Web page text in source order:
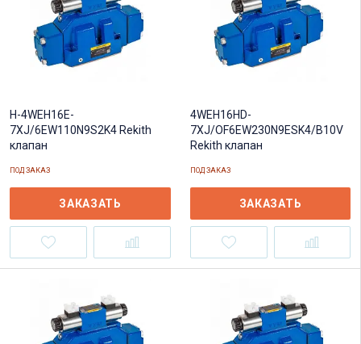
H-4WEH16E-
7XJ/6EW110N9S2K4 Rekith
клапан
ПОД ЗАКАЗ
ЗАКАЗАТЬ
4WEH16HD-
7XJ/OF6EW230N9ESK4/B10V
Rekith клапан
ПОД ЗАКАЗ
ЗАКАЗАТЬ